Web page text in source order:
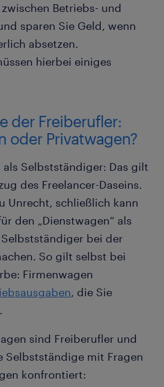
Betriebs- und
sparen Sie Geld, wenn
absetzen.
hierbei einiges
der Freiberufler:
oder Privatwagen?
als Selbstständiger: Das gilt
des Freelancer-Daseins.
Unrecht, schließlich kann
den „Dienstwagen“ als
bei der
So gilt selbst bei
Firmenwagen
, die Sie
sind Freiberufler und
Selbstständige mit Fragen
konfrontiert: